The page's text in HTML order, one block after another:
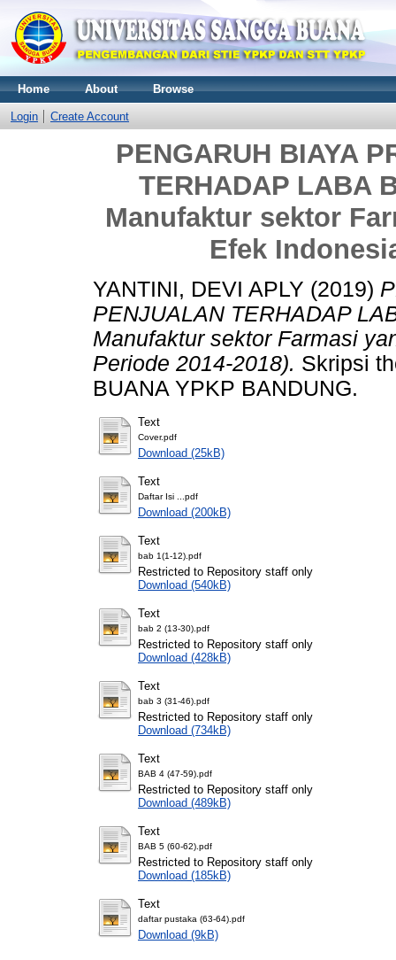
Home About Browse
Login Create Account
PENGARUH BIAYA
TERHADAP LABA
Manufaktur sektor
Efek
YANTINI, DEVI APLY (2019)
PENJUALAN TERHADAP
Manufaktur sektor Farmasi
Periode 2014-2018). Skripsi
BUANA YPKP BANDUNG.
Text
Cover.pdf
Download (25kB)
Text
Daftar Isi ...pdf
Download (200kB)
Text
bab 1(1-12).pdf
Restricted to Repository staff only
Download (540kB)
Text
bab 2 (13-30).pdf
Restricted to Repository staff only
Download (428kB)
Text
bab 3 (31-46).pdf
Restricted to Repository staff only
Download (734kB)
Text
BAB 4 (47-59).pdf
Restricted to Repository staff only
Download (489kB)
Text
BAB 5 (60-62).pdf
Restricted to Repository staff only
Download (185kB)
Text
daftar pustaka (63-64).pdf
Download (9kB)